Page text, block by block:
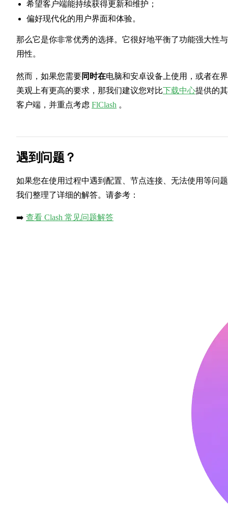
希望客户端能持续获得更新和维护；
偏好现代化的用户界面和体验。
那么它是你非常优秀的选择。它很好地平衡了功能强大性
用性。
然而，如果您需要同时在电脑和安卓设备上使用，或者在
美观上有更高的要求，那我们建议您对比下载中心提供的
客户端，并重点考虑 FlClash 。
遇到问题？
如果您在使用过程中遇到配置、节点连接、无法使用等问
我们整理了详细的解答。请参考：
➡️ 查看 Clash 常见问题解答